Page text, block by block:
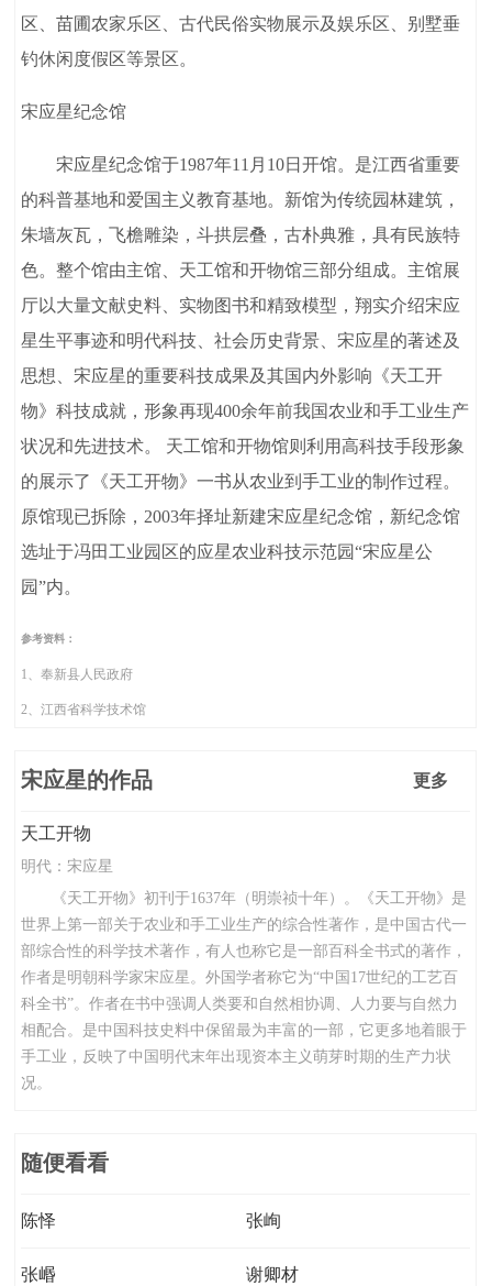
区、苗圃农家乐区、古代民俗实物展示及娱乐区、别墅垂
钓休闲度假区等景区。
宋应星纪念馆
宋应星纪念馆于1987年11月10日开馆。是江西省重要
的科普基地和爱国主义教育基地。新馆为传统园林建筑，
朱墙灰瓦，飞檐雕染，斗拱层叠，古朴典雅，具有民族特
色。整个馆由主馆、天工馆和开物馆三部分组成。主馆展
厅以大量文献史料、实物图书和精致模型，翔实介绍宋应
星生平事迹和明代科技、社会历史背景、宋应星的著述及
思想、宋应星的重要科技成果及其国内外影响《天工开
物》科技成就，形象再现400余年前我国农业和手工业生产
状况和先进技术。 天工馆和开物馆则利用高科技手段形象
的展示了《天工开物》一书从农业到手工业的制作过程。
原馆现已拆除，2003年择址新建宋应星纪念馆，新纪念馆
选址于冯田工业园区的应星农业科技示范园“宋应星公
园”内。
参考资料：
1、奉新县人民政府
2、江西省科学技术馆
宋应星的作品 更多
天工开物
明代：宋应星
《天工开物》初刊于1637年（明崇祯十年）。《天工开物》是
世界上第一部关于农业和手工业生产的综合性著作，是中国古代一
部综合性的科学技术著作，有人也称它是一部百科全书式的著作，
作者是明朝科学家宋应星。外国学者称它为“中国17世纪的工艺百
科全书”。作者在书中强调人类要和自然相协调、人力要与自然力
相配合。是中国科技史料中保留最为丰富的一部，它更多地着眼于
手工业，反映了中国明代末年出现资本主义萌芽时期的生产力状
况。
随便看看
陈怿 张峋
张㟭 谢卿材